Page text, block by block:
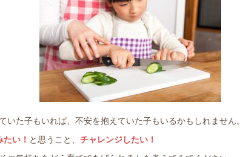
いた子もいれば、不安を抱えていた子もいるかもしれません。
い！ と思うこと、 チャレンジしたい！